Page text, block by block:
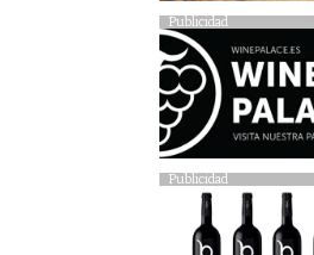
Publicidad
Publicidad